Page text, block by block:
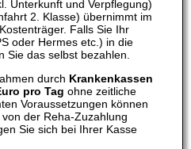
Unterkunft und Verpflegung)
2. Klasse) übernimmt im
Falls Sie Ihr
oder Hermes etc.) in die
Sie das selbst bezahlen.
durch Krankenkassen
pro Tag ohne zeitliche
Voraussetzungen können
der Reha-Zuzahlung
Sie sich bei Ihrer Kasse